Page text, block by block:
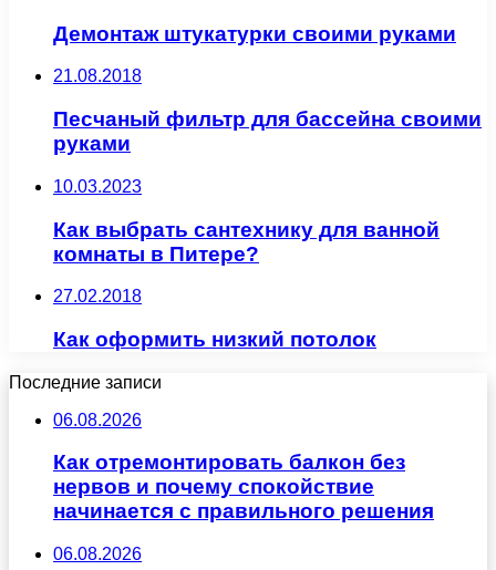
Демонтаж штукатурки своими руками
21.08.2018
Песчаный фильтр для бассейна своими
руками
10.03.2023
Как выбрать сантехнику для ванной
комнаты в Питере?
27.02.2018
Как оформить низкий потолок
Последние записи
06.08.2026
Как отремонтировать балкон без
нервов и почему спокойствие
начинается с правильного решения
06.08.2026